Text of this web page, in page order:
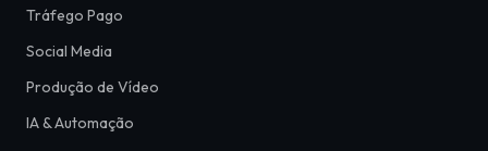
Tráfego Pago
Social Media
Produção de Vídeo
IA & Automação